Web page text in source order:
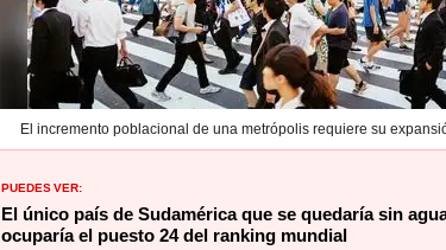
El incremento poblacional de una metrópolis requiere su
PUEDES VER:
El único país de Sudamérica que se quedaría sin
ocuparía el puesto 24 del ranking mundial